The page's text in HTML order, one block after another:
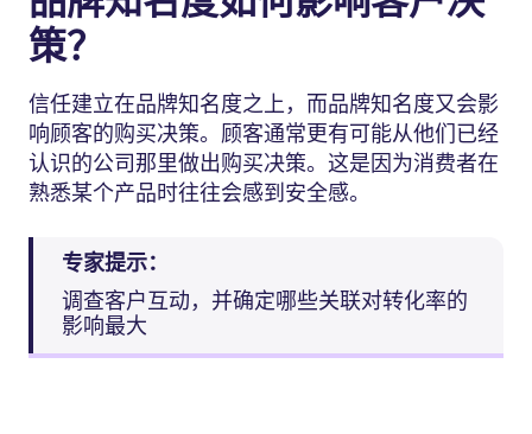
策？
信任建立在品牌知名度之上，而品牌知名度又会影
响顾客的购买决策。顾客通常更有可能从他们已经
认识的公司那里做出购买决策。这是因为消费者在
熟悉某个产品时往往会感到安全感。
专家提示：
调查客户互动，并确定哪些关联对转化率的
影响最大